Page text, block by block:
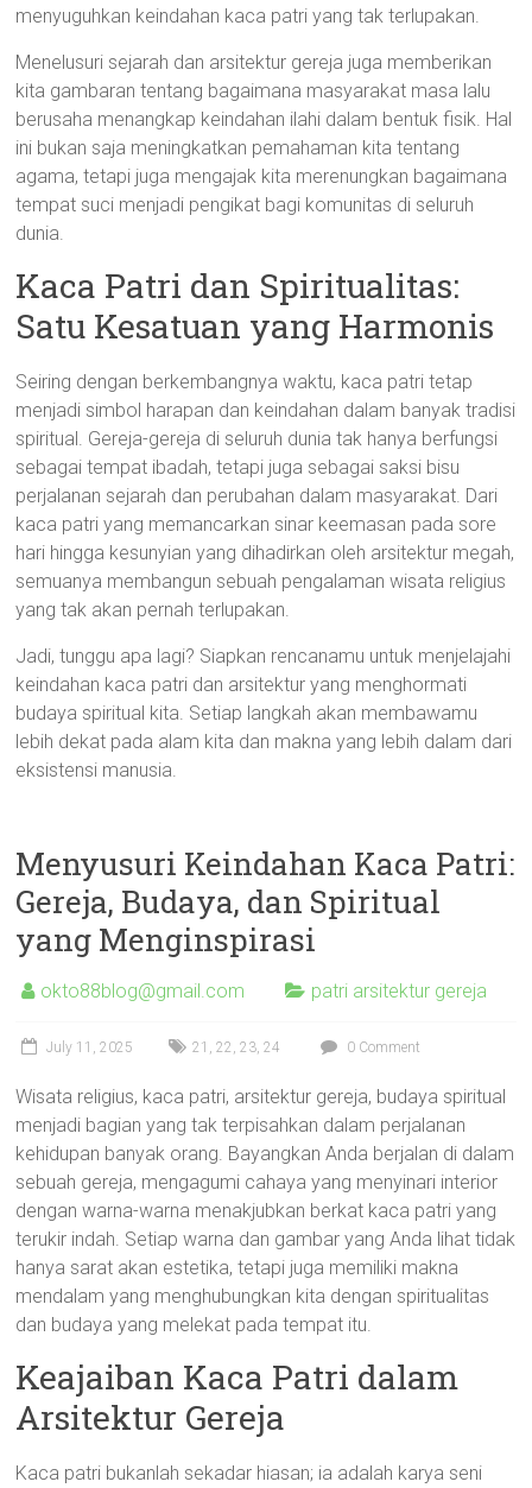
menyuguhkan keindahan kaca patri yang tak terlupakan.
Menelusuri sejarah dan arsitektur gereja juga memberikan
kita gambaran tentang bagaimana masyarakat masa lalu
berusaha menangkap keindahan ilahi dalam bentuk fisik. Hal
ini bukan saja meningkatkan pemahaman kita tentang
agama, tetapi juga mengajak kita merenungkan bagaimana
tempat suci menjadi pengikat bagi komunitas di seluruh
dunia.
Kaca Patri dan Spiritualitas:
Satu Kesatuan yang Harmonis
Seiring dengan berkembangnya waktu, kaca patri tetap
menjadi simbol harapan dan keindahan dalam banyak tradisi
spiritual. Gereja-gereja di seluruh dunia tak hanya berfungsi
sebagai tempat ibadah, tetapi juga sebagai saksi bisu
perjalanan sejarah dan perubahan dalam masyarakat. Dari
kaca patri yang memancarkan sinar keemasan pada sore
hari hingga kesunyian yang dihadirkan oleh arsitektur megah,
semuanya membangun sebuah pengalaman wisata religius
yang tak akan pernah terlupakan.
Jadi, tunggu apa lagi? Siapkan rencanamu untuk menjelajahi
keindahan kaca patri dan arsitektur yang menghormati
budaya spiritual kita. Setiap langkah akan membawamu
lebih dekat pada alam kita dan makna yang lebih dalam dari
eksistensi manusia.
Menyusuri Keindahan Kaca Patri:
Gereja, Budaya, dan Spiritual
yang Menginspirasi
okto88blog@gmail.com patri arsitektur gereja
July 11, 2025 21 ,22 ,23,24 0 Comment
Wisata religius, kaca patri, arsitektur gereja, budaya spiritual
menjadi bagian yang tak terpisahkan dalam perjalanan
kehidupan banyak orang. Bayangkan Anda berjalan di dalam
sebuah gereja, mengagumi cahaya yang menyinari interior
dengan warna-warna menakjubkan berkat kaca patri yang
terukir indah. Setiap warna dan gambar yang Anda lihat tidak
hanya sarat akan estetika, tetapi juga memiliki makna
mendalam yang menghubungkan kita dengan spiritualitas
dan budaya yang melekat pada tempat itu.
Keajaiban Kaca Patri dalam
Arsitektur Gereja
Kaca patri bukanlah sekadar hiasan; ia adalah karya seni